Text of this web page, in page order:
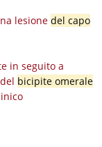
lesione del capo
in seguito a
bicipite omerale